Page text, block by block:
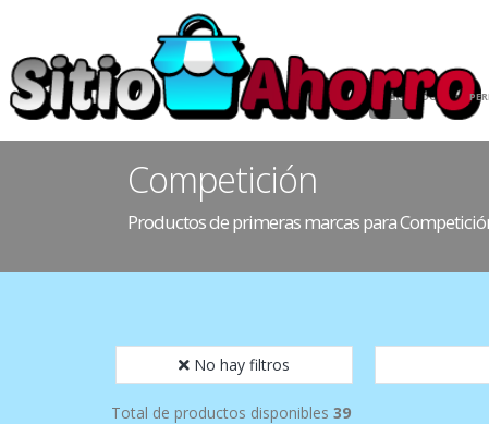
INICIO HOGAR
Competición
Productos de primeras marcas para
No hay filtros
Total de productos disponibles 39